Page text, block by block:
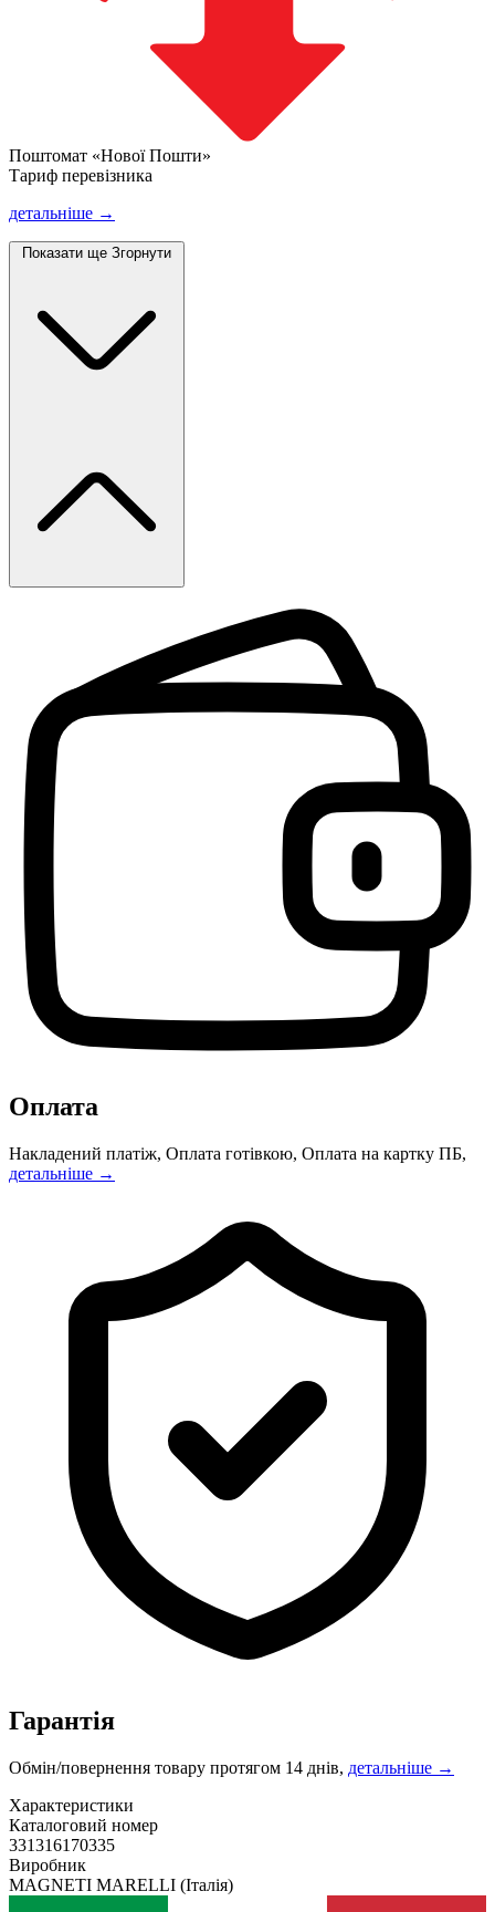
Поштомат «Нової Пошти»
Тариф перевізника
детальніше →
Показати ще Згорнути
Оплата
Накладений платіж, Оплата готівкою, Оплата на картку ПБ,
детальніше →
Гарантія
Обмін/повернення товару протягом 14 днів, детальніше →
Характеристики
Каталоговий номер
331316170335
Виробник
MAGNETI MARELLI (Італія)